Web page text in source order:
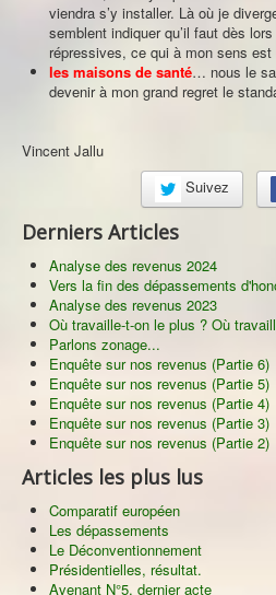
viendra s’y installer. Là où je
semblent indiquer qu’il faut dès
répressives, ce qui à mon sens est
les maisons de santé… nous le
devenir à mon grand regret le
Vincent Jallu
Suivez
Derniers Articles
Analyse des revenus 2024
Vers la fin des dépassements
Analyse des revenus 2023
Où travaille-t-on le plus ? Où
Parlons zonage...
Enquête sur nos revenus (Partie 6)
Enquête sur nos revenus (Partie 5)
Enquête sur nos revenus (Partie 4)
Enquête sur nos revenus (Partie 3)
Enquête sur nos revenus (Partie 2)
Articles les plus lus
Comparatif européen
Les dépassements
Le Déconventionnement
Présidentielles, résultat.
Avenant N°5, dernier acte